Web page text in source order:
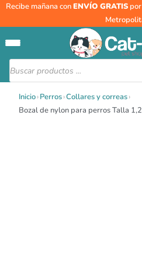
Recibe mañana conENVÍO GRATIS
Búsqueda
de
productos
Inicio›Perros›Collares y correas›
Bozal de nylon para perros Talla
de
S/
S/
Bozal
para
perros
Talla
cantidad